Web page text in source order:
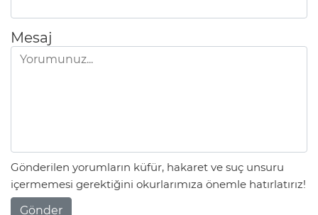
Mesaj
Gönderilen yorumların küfür, hakaret ve suç unsuru
içermemesi gerektiğini okurlarımıza önemle hatırlatırız!
Gönder